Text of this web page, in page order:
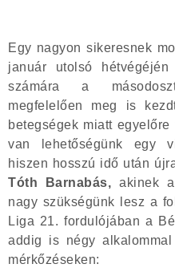
Egy nagyon sikeresnek
január utolsó
számára a
megfelelően meg is
betegségek miatt
van lehetőségünk egy
hiszen hosszú idő után
Tóth Barnabás,akinek
nagy szükségünk lesz a
Liga 21. fordulójában a
addig is négy
mérkőzéseken: